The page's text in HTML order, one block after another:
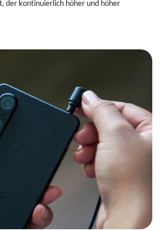
der kontinuierlich höher und höher